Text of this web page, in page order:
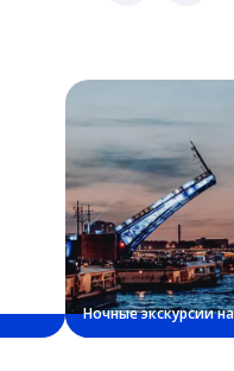
Ночные экскурсии